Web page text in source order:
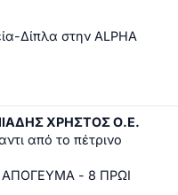
Δίπλα στην ALPHA
ΧΡΗΣΤΟΣ Ο.Ε.
από το πέτρινο
ΑΠΟΓΕΥΜΑ - 8 ΠΡΩΙ